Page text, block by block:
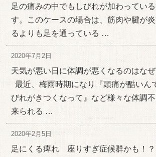
足の痛みの中でもしびれが加わってい
す。このケースの場合は、筋肉や腱が
るよりも足を通っている …
2020年7月2日
天気が悪い日に体調が悪くなるのはなぜ
最近、梅雨時期になり『頭痛が酷いん
びれがきつくなって』など様々な体調
来られる …
2020年2月5日
足にくる痺れ 座りすぎ症候群かも！？